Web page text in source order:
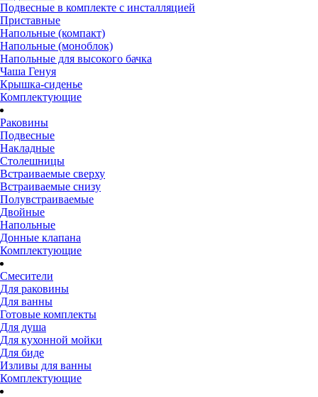
Подвесные в комплекте с инсталляцией
Приставные
Напольные (компакт)
Напольные (моноблок)
Напольные для высокого бачка
Чаша Генуя
Крышка-сиденье
Комплектующие
Раковины
Подвесные
Накладные
Столешницы
Встраиваемые сверху
Встраиваемые снизу
Полувстраиваемые
Двойные
Напольные
Донные клапана
Комплектующие
Смесители
Для раковины
Для ванны
Готовые комплекты
Для душа
Для кухонной мойки
Для биде
Изливы для ванны
Комплектующие